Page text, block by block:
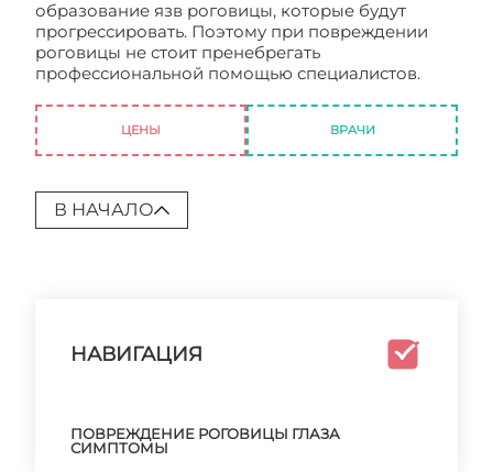
образование язв роговицы, которые будут
прогрессировать. Поэтому при повреждении
роговицы не стоит пренебрегать
профессиональной помощью специалистов.
ЦЕНЫ ВРАЧИ
В НАЧАЛО
НАВИГАЦИЯ
ПОВРЕЖДЕНИЕ РОГОВИЦЫ ГЛАЗА
СИМПТОМЫ